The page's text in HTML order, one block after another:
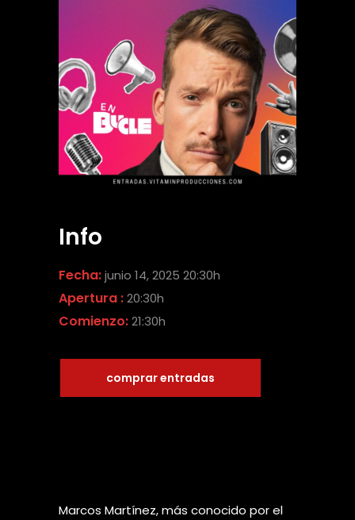
Info
Fecha:junio 14, 2025 20:30h
Apertura :20:30h
Comienzo:21:30h
comprar entradas
Marcos Martínez, más conocido por el